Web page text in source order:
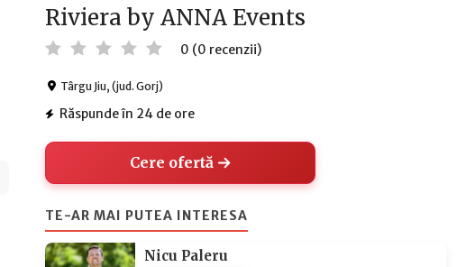
Riviera by ANNA Events
0 (0 recenzii)
Târgu Jiu, (jud. Gorj)
Răspunde în 24 de ore
Cere ofertă
TE-AR MAI PUTEA INTERESA
Nicu Paleru